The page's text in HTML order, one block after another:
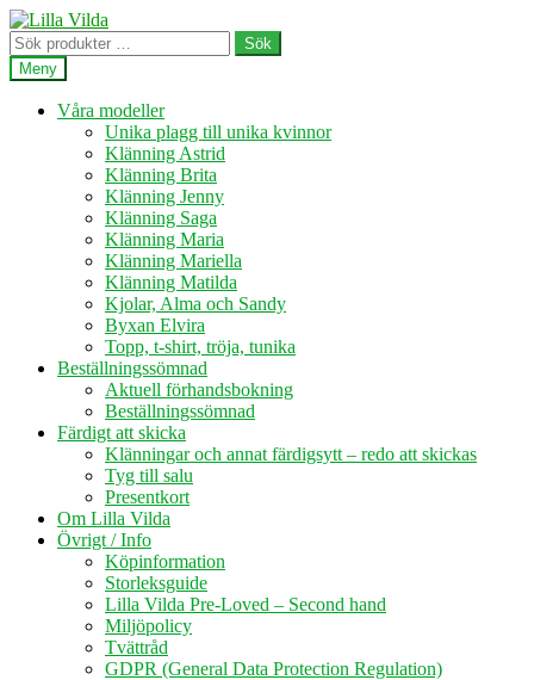
Hoppa
till
navigering
Hoppa
till
innehåll
Sök
efter:
Sök
Meny
Våra modeller
Unika plagg till unika kvinnor
Klänning Astrid
Klänning Brita
Klänning Jenny
Klänning Saga
Klänning Maria
Klänning Mariella
Klänning Matilda
Kjolar, Alma och Sandy
Byxan Elvira
Topp, t-shirt, tröja, tunika
Beställningssömnad
Aktuell förhandsbokning
Beställningssömnad
Färdigt att skicka
Klänningar och annat färdigsytt – redo att skickas
Tyg till salu
Presentkort
Om Lilla Vilda
Övrigt / Info
Köpinformation
Storleksguide
Lilla Vilda Pre-Loved – Second hand
Miljöpolicy
Tvättråd
GDPR (General Data Protection Regulation)